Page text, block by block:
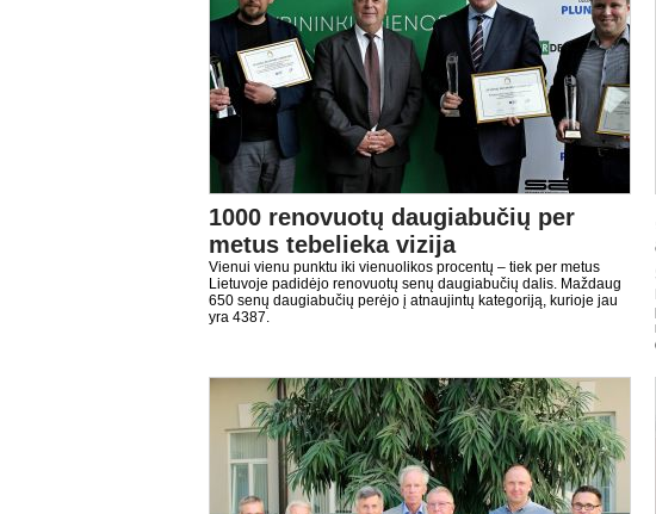
1000 renovuotų daugiabučių per
metus tebelieka vizija
Vienui vienu punktu iki vienuolikos procentų – tiek per metus
Lietuvoje padidėjo renovuotų senų daugiabučių dalis. Maždaug
650 senų daugiabučių perėjo į atnaujintų kategoriją, kurioje jau
yra 4387.